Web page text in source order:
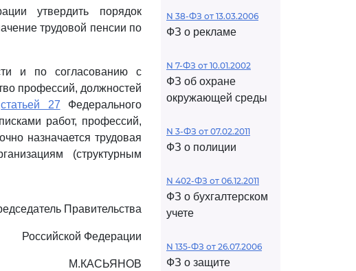
утвердить порядок
трудовой пенсии по
и по согласованию с
профессий, должностей
статьей 27 Федерального
работ, профессий,
назначается трудовая
(структурным
Правительства
Российской Федерации
М.КАСЬЯНОВ
N 38-ФЗ от 13.03.2006
ФЗ о рекламе
N 7-ФЗ от 10.01.2002
ФЗ об охране
окружающей среды
N 3-ФЗ от 07.02.2011
ФЗ о полиции
N 402-ФЗ от 06.12.2011
ФЗ о бухгалтерском
учете
N 135-ФЗ от 26.07.2006
ФЗ о защите